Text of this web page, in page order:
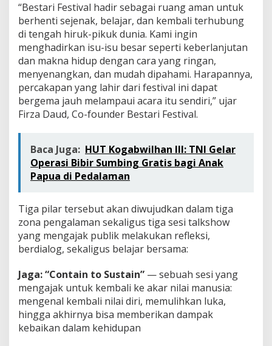
p
,
a
n
T
u
m
b
u
h
“Bestari Festival hadir sebagai ruang aman untuk
berhenti sejenak, belajar, dan kembali terhubung
di tengah hiruk-pikuk dunia. Kami ingin
menghadirkan isu-isu besar seperti keberlanjutan
dan makna hidup dengan cara yang ringan,
menyenangkan, dan mudah dipahami. Harapannya,
percakapan yang lahir dari festival ini dapat
bergema jauh melampaui acara itu sendiri,” ujar
Firza Daud, Co-founder Bestari Festival.
Baca Juga: HUT Kogabwilhan III: TNI Gelar
Operasi Bibir Sumbing Gratis bagi Anak
Papua di Pedalaman
Tiga pilar tersebut akan diwujudkan dalam tiga
zona pengalaman sekaligus tiga sesi talkshow
yang mengajak publik melakukan refleksi,
berdialog, sekaligus belajar bersama:
Jaga: “Contain to Sustain” — sebuah sesi yang
mengajak untuk kembali ke akar nilai manusia:
mengenal kembali nilai diri, memulihkan luka,
hingga akhirnya bisa memberikan dampak
kebaikan dalam kehidupan